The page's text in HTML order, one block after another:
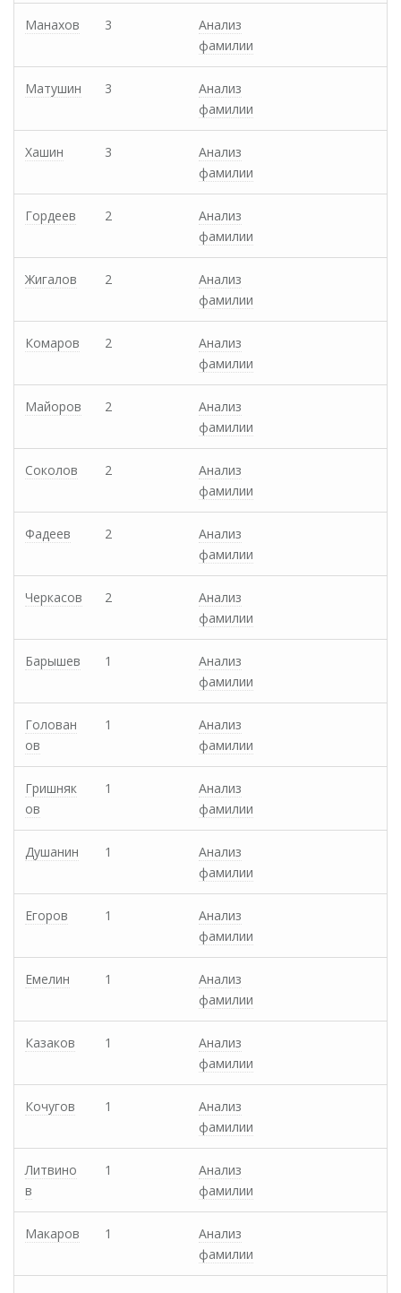
Манахов 3
Анализ
фамилии
Матушин 3
Анализ
фамилии
Хашин 3
Анализ
фамилии
Гордеев 2
Анализ
фамилии
Жигалов 2
Анализ
фамилии
Комаров 2
Анализ
фамилии
Майоров 2
Анализ
фамилии
Соколов 2
Анализ
фамилии
Фадеев 2
Анализ
фамилии
Черкасов 2
Анализ
фамилии
Барышев 1
Анализ
фамилии
Голован
ов
1
Анализ
фамилии
Гришняк
ов
1
Анализ
фамилии
Душанин 1
Анализ
фамилии
Егоров 1
Анализ
фамилии
Емелин 1
Анализ
фамилии
Казаков 1
Анализ
фамилии
Кочугов 1
Анализ
фамилии
Литвино
в
1
Анализ
фамилии
Макаров 1
Анализ
фамилии